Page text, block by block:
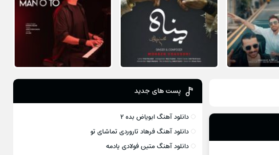
پست های جدید
دانلود آهنگ ابویاض بده ۲
دانلود آهنگ فرهاد تاروردی تماشای تو
دانلود آهنگ متین فولادی یادمه